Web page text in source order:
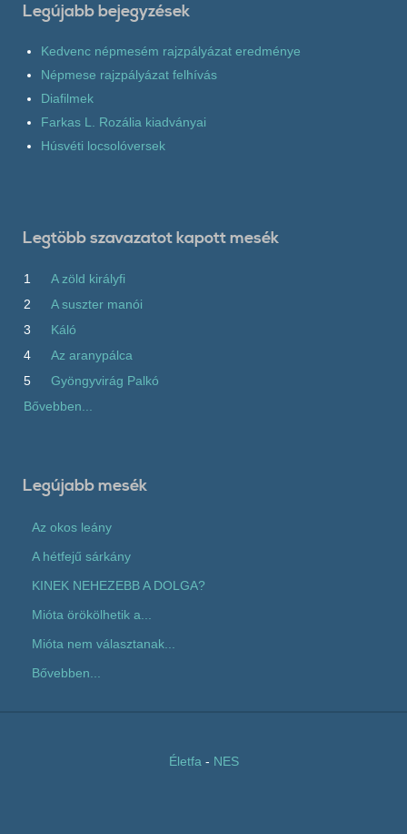
Legújabb bejegyzések
Kedvenc népmesém rajzpályázat eredménye
Népmese rajzpályázat felhívás
Diafilmek
Farkas L. Rozália kiadványai
Húsvéti locsolóversek
Legtöbb szavazatot kapott mesék
1
A zöld királyfi
2
A suszter manói
3
Káló
4
Az aranypálca
5
Gyöngyvirág Palkó
Bővebben...
Legújabb mesék
Az okos leány
A hétfejű sárkány
KINEK NEHEZEBB A DOLGA?
Mióta örökölhetik a...
Mióta nem választanak...
Bővebben...
Életfa - NES